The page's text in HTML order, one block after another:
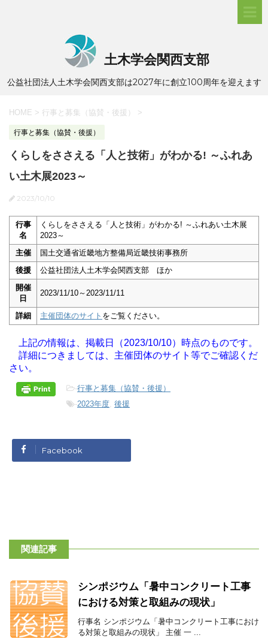
土木学会関西支部
公益社団法人土木学会関西支部は2027年に創立100周年を迎えます
HOME > 行事と募集（協賛・後援） >
行事と募集（協賛・後援）
くらしをささえる「人と技術」がわかる! ～ふれあ
い土木展2023～
2023/10/10
行事
名
くらしをささえる「人と技術」がわかる! ～ふれあい土木展
2023～
主催
国土交通省近畿地方整備局近畿技術事務所
後援
公益社団法人土木学会関西支部 ほか
開催
日
2023/11/10～2023/11/11
詳細 主催団体のサイト をご覧ください。
上記の情報は、掲載日（2023/10/10）時点のものです。
詳細につきましては、主催団体のサイト等でご確認くだ
さい。
-行事と募集（協賛・後援）
-2023年度, 後援
Facebook
関連記事
シンポジウム「暑中コンクリート工事
における対策と取組みの現状」
行事名 シンポジウム「暑中コンクリート工事におけ
る対策と取組みの現状」 主催 一 ...